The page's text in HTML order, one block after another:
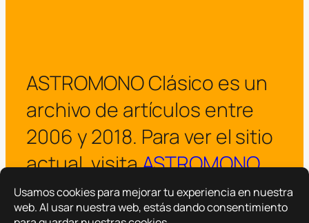
ASTROMONO Clásico es un
archivo de artículos entre
2006 y 2018. Para ver el sitio
actual, visitaASTROMONO.
¡Visitar ASTROMONO ya!